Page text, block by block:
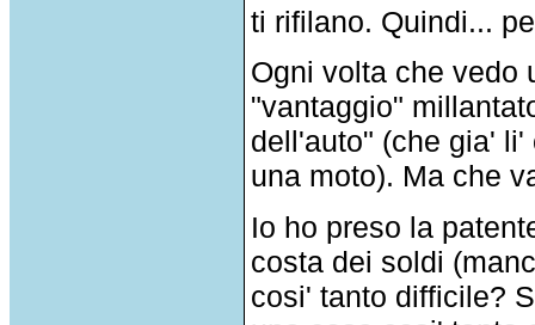
ti rifilano. Quindi...
Ogni volta che vedo
"vantaggio"
dell'auto" (che gia'
una moto). Ma che
Io ho preso la
costa dei soldi
cosi' tanto difficile?